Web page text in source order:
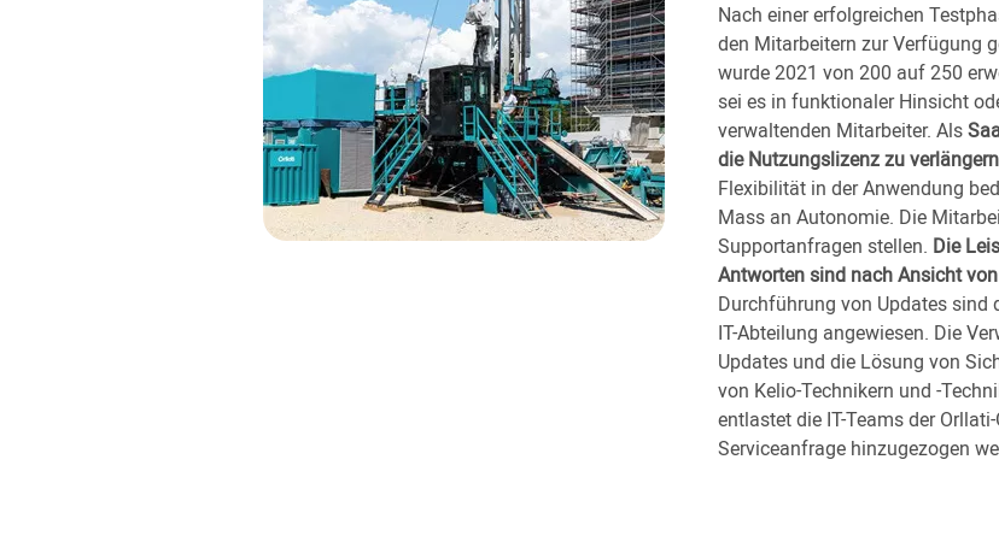
Nach einer erfolgreichen
den Mitarbeitern zur Verfügung
wurde 2021 von 200 auf 250
sei es in funktionaler Hinsicht
verwaltenden Mitarbeiter. Als
die Nutzungslizenz zu
Flexibilität in der Anwendung
Mass an Autonomie. Die
Supportanfragen stellen. Die
Antworten sind nach Ansicht
Durchführung von Updates
IT-Abteilung angewiesen. Die
Updates und die Lösung von
von Kelio-Technikern und -
entlastet die IT-Teams der
Serviceanfrage hinzugezogen